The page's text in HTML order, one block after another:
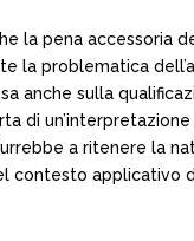
la pena accessoria
la problematica
anche sulla
di
a ritenere la
contesto applicativo